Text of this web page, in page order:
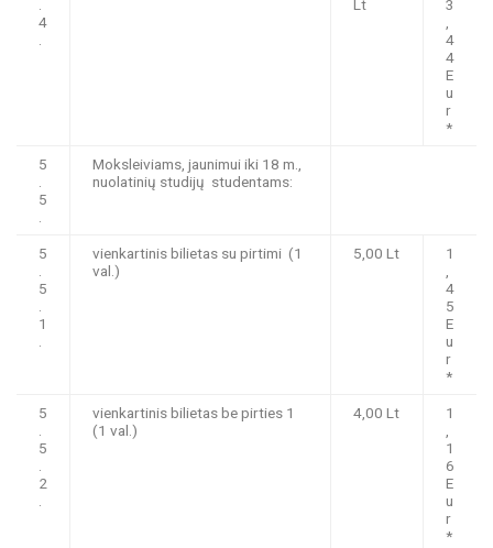
.
4
.
Lt
3
,
4
4
E
u
r
*
5
.
5
.
Moksleiviams, jaunimui iki 18 m.,
nuolatinių studijų studentams:
5
.
5
.
1
.
vienkartinis bilietas su pirtimi (1
val.)
5,00 Lt
1
,
4
5
E
u
r
*
5
.
5
.
2
.
vienkartinis bilietas be pirties 1
(1 val.)
4,00 Lt
1
,
1
6
E
u
r
*